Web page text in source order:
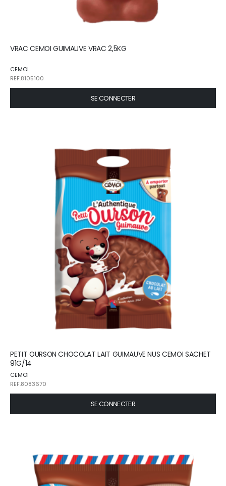
VRAC CEMOI GUIMAUVE VRAC 2,5KG
CEMOI
REF.8105100
SE CONNECTER
PETIT OURSON CHOCOLAT LAIT GUIMAUVE NUS CEMOI SACHET
91G/14
CEMOI
REF.8083670
SE CONNECTER